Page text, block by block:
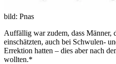
bild: Pnas
Auffällig war zudem, dass Männer,
einschätzten, auch bei Schwulen-
Errektion hatten – dies aber nach
wollten.*